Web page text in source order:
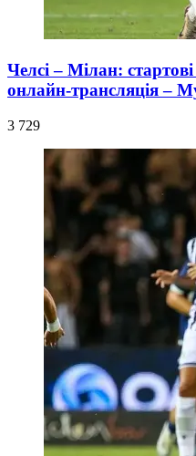
Челсі – Мілан:
онлайн-трансляція –
3 729